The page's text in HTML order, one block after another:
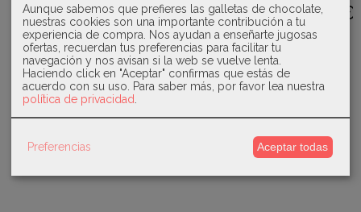
93,00 € 107,50 € 58,50 € 95,00 €
Aunque sabemos que prefieres las galletas de chocolate,
nuestras cookies son una importante contribución a tu
experiencia de compra. Nos ayudan a enseñarte jugosas
ofertas, recuerdan tus preferencias para facilitar tu
navegación y nos avisan si la web se vuelve lenta.
Haciendo click en "Aceptar" confirmas que estás de
acuerdo con su uso. Para saber más, por favor lea nuestra
política de privacidad
Preferencias Aceptar todas